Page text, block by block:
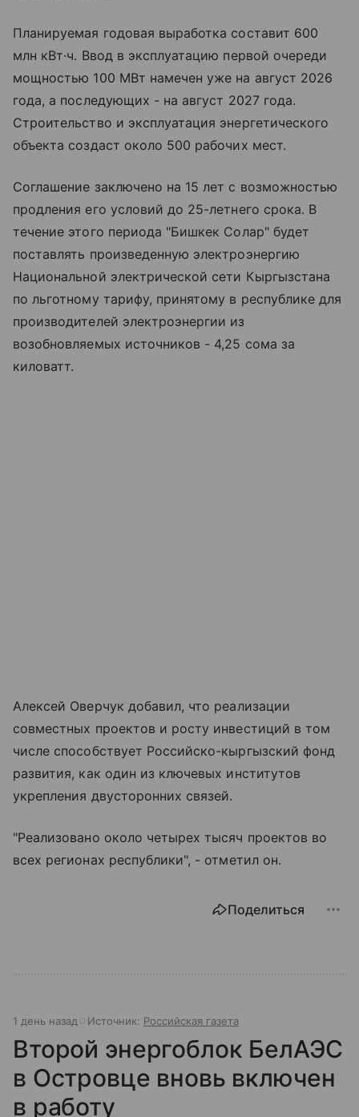
Планируемая годовая выработка составит 600
млн кВт·ч. Ввод в эксплуатацию первой очереди
мощностью 100 МВт намечен уже на август 2026
года, а последующих - на август 2027 года.
Строительство и эксплуатация энергетического
объекта создаст около 500 рабочих мест.
Соглашение заключено на 15 лет с возможностью
продления его условий до 25-летнего срока. В
течение этого периода "Бишкек Солар" будет
поставлять произведенную электроэнергию
Национальной электрической сети Кыргызстана
по льготному тарифу, принятому в республике для
производителей электроэнергии из
возобновляемых источников - 4,25 сома за
киловатт.
Алексей Оверчук добавил, что реализации
совместных проектов и росту инвестиций в том
числе способствует Российско-кыргызский фонд
развития, как один из ключевых институтов
укрепления двусторонних связей.
"Реализовано около четырех тысяч проектов во
всех регионах республики", - отметил он.
Поделиться
1 день назад Источник: Российская газета
Второй энергоблок БелАЭС
в Островце вновь включен
в работу